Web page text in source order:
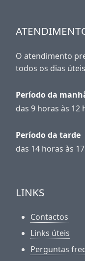
O atendimento
todos os dias
Período da
das 9 horas às 12
Período da tarde
das 14 horas às
LINKS
Contactos
Links úteis
Perguntas